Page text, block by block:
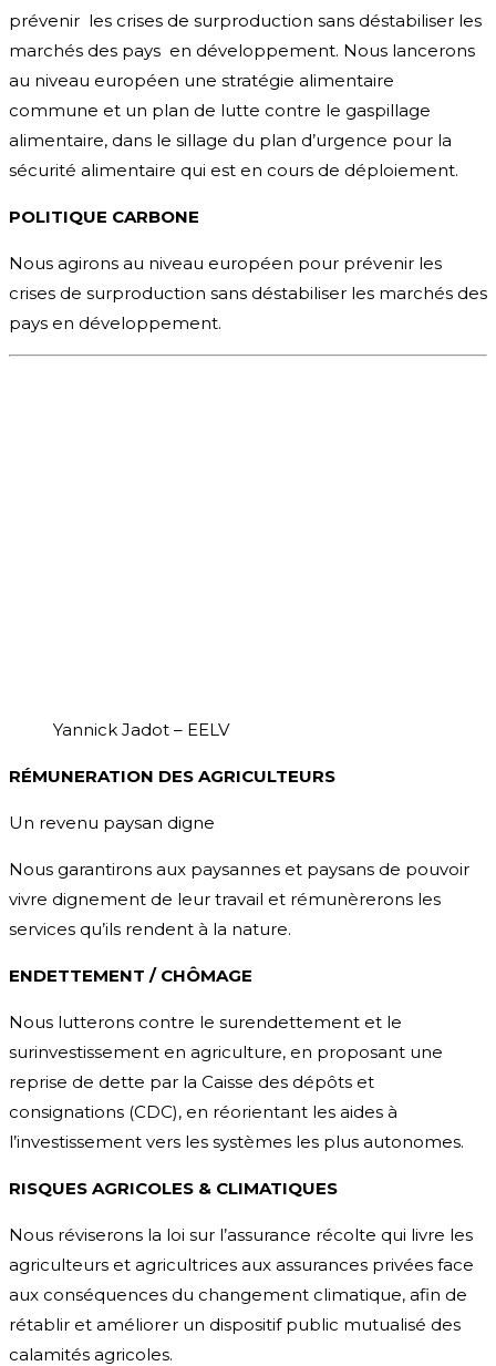
prévenir les crises de surproduction sans déstabiliser les
marchés des pays en développement. Nous lancerons
au niveau européen une stratégie alimentaire
commune et un plan de lutte contre le gaspillage
alimentaire, dans le sillage du plan d’urgence pour la
sécurité alimentaire qui est en cours de déploiement.
POLITIQUE CARBONE
Nous agirons au niveau européen pour prévenir les
crises de surproduction sans déstabiliser les marchés des
pays en développement.
Yannick Jadot – EELV
RÉMUNERATION DES AGRICULTEURS
Un revenu paysan digne
Nous garantirons aux paysannes et paysans de pouvoir
vivre dignement de leur travail et rémunèrerons les
services qu’ils rendent à la nature.
ENDETTEMENT / CHÔMAGE
Nous lutterons contre le surendettement et le
surinvestissement en agriculture, en proposant une
reprise de dette par la Caisse des dépôts et
consignations (CDC), en réorientant les aides à
l’investissement vers les systèmes les plus autonomes.
RISQUES AGRICOLES & CLIMATIQUES
Nous réviserons la loi sur l’assurance récolte qui livre les
agriculteurs et agricultrices aux assurances privées face
aux conséquences du changement climatique, afin de
rétablir et améliorer un dispositif public mutualisé des
calamités agricoles.